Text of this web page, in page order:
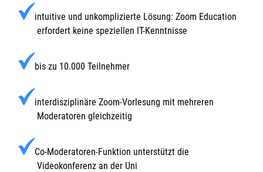
intuitive und unkomplizierte Lösung: Zoom Education
erfordert keine speziellen IT-Kenntnisse
bis zu 10.000 Teilnehmer
interdisziplinäre Zoom-Vorlesung mit mehreren
Moderatoren gleichzeitig
Co-Moderatoren-Funktion unterstützt die
Videokonferenz an der Uni